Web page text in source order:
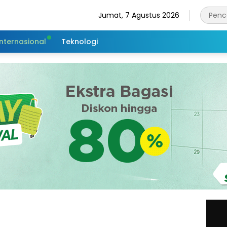
Jumat, 7 Agustus 2026
Teknologi